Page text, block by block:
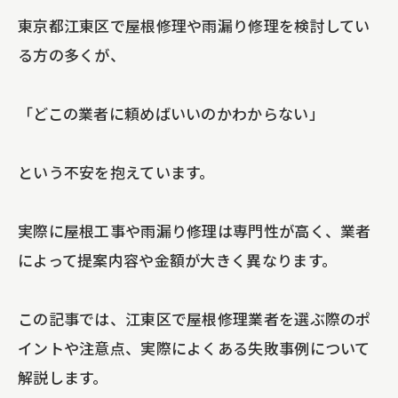
東京都江東区で屋根修理や雨漏り修理を検討してい
る方の多くが、
「どこの業者に頼めばいいのかわからない」
という不安を抱えています。
実際に屋根工事や雨漏り修理は専門性が高く、業者
によって提案内容や金額が大きく異なります。
この記事では、江東区で屋根修理業者を選ぶ際のポ
イントや注意点、実際によくある失敗事例について
解説します。